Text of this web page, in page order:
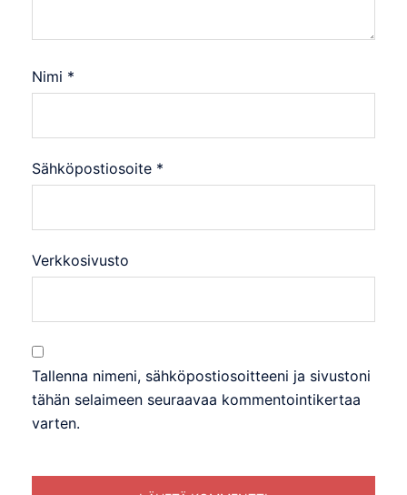
Nimi *
Sähköpostiosoite *
Verkkosivusto
Tallenna nimeni, sähköpostiosoitteeni ja sivustoni
tähän selaimeen seuraavaa kommentointikertaa
varten.